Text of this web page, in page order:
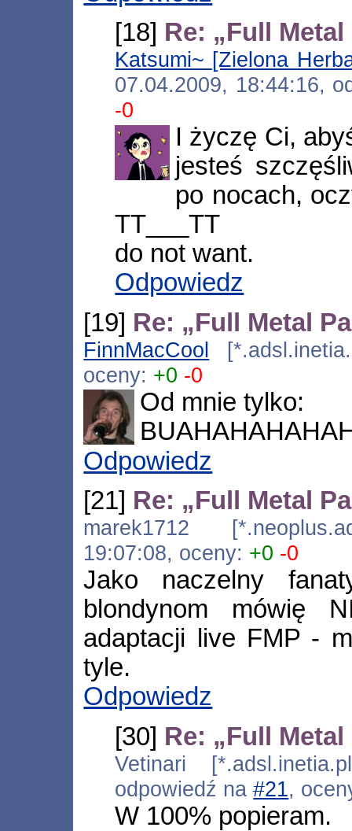
[18] Re: „Full
Katsumi~ [Zielona
07.04.2009, 18:44:16,
-0
I życzę Ci,
jesteś
po nocach,
TT___TT
do not want.
Odpowiedz
[19] Re: „Full Metal
FinnMacCool
oceny: +0 -0
Od mnie tylko:
Odpowiedz
[21] Re: „Full Metal
marek1712
19:07:08, oceny: +0 -0
Jako naczelny
blondynom mówię
adaptacji live FMP -
tyle.
Odpowiedz
[30] Re: „Full
Vetinari
odpowiedź na#21,
W 100% popieram.